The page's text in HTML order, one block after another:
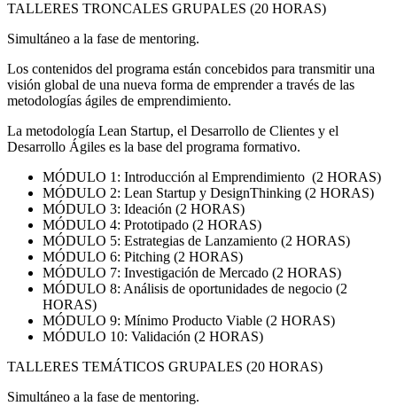
TALLERES TRONCALES GRUPALES (20 HORAS)
Simultáneo a la fase de mentoring.
Los contenidos del programa están concebidos para transmitir una
visión global de una nueva forma de emprender a través de las
metodologías ágiles de emprendimiento.
La metodología Lean Startup, el Desarrollo de Clientes y el
Desarrollo Ágiles es la base del programa formativo.
MÓDULO 1: Introducción al Emprendimiento (2 HORAS)
MÓDULO 2: Lean Startup y DesignThinking (2 HORAS)
MÓDULO 3: Ideación (2 HORAS)
MÓDULO 4: Prototipado (2 HORAS)
MÓDULO 5: Estrategias de Lanzamiento (2 HORAS)
MÓDULO 6: Pitching (2 HORAS)
MÓDULO 7: Investigación de Mercado (2 HORAS)
MÓDULO 8: Análisis de oportunidades de negocio (2
HORAS)
MÓDULO 9: Mínimo Producto Viable (2 HORAS)
MÓDULO 10: Validación (2 HORAS)
TALLERES TEMÁTICOS GRUPALES (20 HORAS)
Simultáneo a la fase de mentoring.